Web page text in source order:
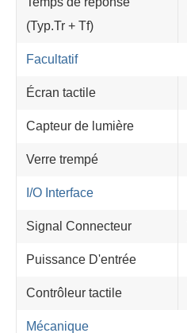
(Typ.Tr + Tf)
Facultatif
Écran tactile
Capteur de lumière
Verre trempé
I/O Interface
Signal Connecteur
Puissance D'entrée
Contrôleur tactile
Mécanique